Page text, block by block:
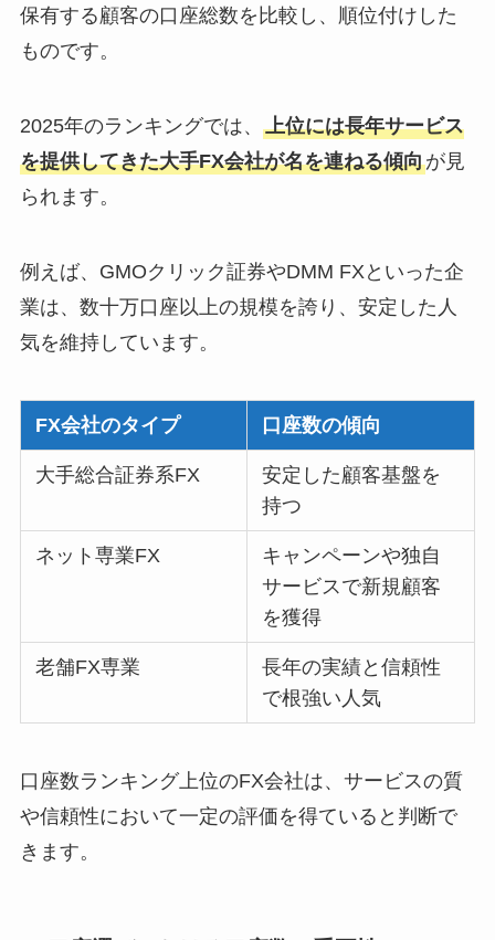
保有する顧客の口座総数を比較し、順位付けした
ものです。
2025年のランキングでは、 上位には長年サービス
を提供してきた大手FX会社が名を連ねる傾向が見
られます。
例えば、GMOクリック証券やDMM FXといった企
業は、数十万口座以上の規模を誇り、安定した人
気を維持しています。
FX会社のタイプ 口座数の傾向
大手総合証券系FX
安定した顧客基盤を
持つ
ネット専業FX
キャンペーンや独自
サービスで新規顧客
を獲得
老舗FX専業
長年の実績と信頼性
で根強い人気
口座数ランキング上位のFX会社は、サービスの質
や信頼性において一定の評価を得ていると判断で
きます。